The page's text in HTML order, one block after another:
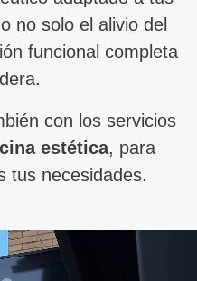
no solo el alivio del
funcional completa
con los servicios
estética, para
tus necesidades.